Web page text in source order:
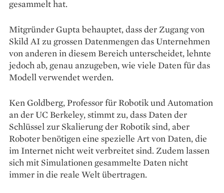
gesammelt hat.
Mitgründer Gupta behauptet, dass der Zugang von
Skild AI zu grossen Datenmengen das Unternehmen
von anderen in diesem Bereich unterscheidet, lehnte
jedoch ab, genau anzugeben, wie viele Daten für das
Modell verwendet werden.
Ken Goldberg, Professor für Robotik und Automation
an der UC Berkeley, stimmt zu, dass Daten der
Schlüssel zur Skalierung der Robotik sind, aber
Roboter benötigen eine spezielle Art von Daten, die
im Internet nicht weit verbreitet sind. Zudem lassen
sich mit Simulationen gesammelte Daten nicht
immer in die reale Welt übertragen.